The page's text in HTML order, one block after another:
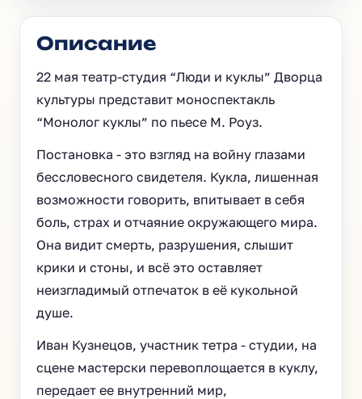
Описание
22 мая театр-студия “Люди и куклы” Дворца
культуры представит моноспектакль
“Монолог куклы” по пьесе М. Роуз.
Постановка - это взгляд на войну глазами
бессловесного свидетеля. Кукла, лишенная
возможности говорить, впитывает в себя
боль, страх и отчаяние окружающего мира.
Она видит смерть, разрушения, слышит
крики и стоны, и всё это оставляет
неизгладимый отпечаток в её кукольной
душе.
Иван Кузнецов, участник тетра - студии, на
сцене мастерски перевоплощается в куклу,
передает ее внутренний мир,